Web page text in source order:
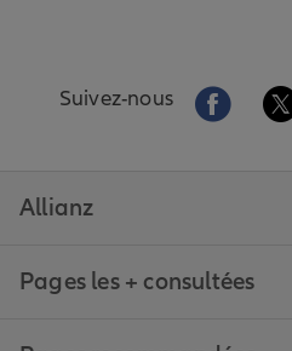
Suivez-nous Aller sur
Allianz
Pages les + consultées